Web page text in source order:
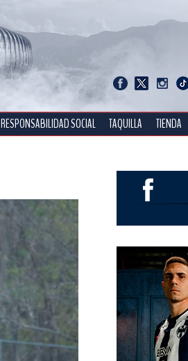
RESPONSABILIDAD SOCIAL TAQUILLA TIENDA